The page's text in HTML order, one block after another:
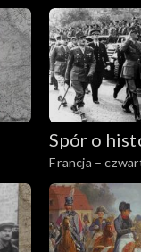
Spór o
Francja –